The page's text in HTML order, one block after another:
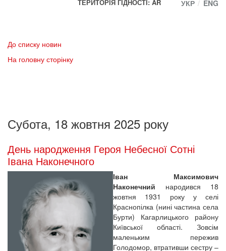
ТЕРИТОРІЯ ГІДНОСТІ: AR
УКР ENG
До списку новин
На головну сторінку
Субота, 18 жовтня 2025 року
День народження Героя Небесної Сотні
Івана Наконечного
Іван Максимович
Наконечний народився 18
жовтня 1931 року у селі
Краснопілка (нині частина села
Бурти) Кагарлицького району
Київської області. Зовсім
маленьким пережив
Голодомор, втративши сестру –